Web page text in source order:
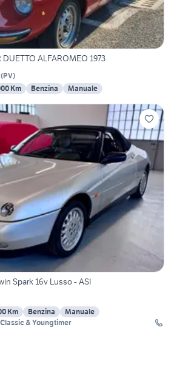
ALFAROMEO 1973
(PV)
Km Benzina Manuale
Spark 16v Lusso - ASI
Km Benzina
Manuale
& Youngtimer